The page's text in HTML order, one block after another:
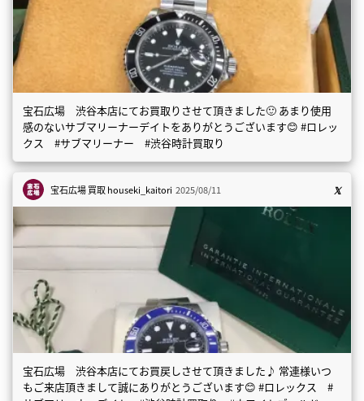
宝石広場 渋谷本店にてお買取りさせて頂きました🙂 あまり使用
感のないサブマリーナーデイトをありがとうございます😊 #ロレッ
クス #サブマリーナー #渋谷時計買取り
宝石広場 買取houseki_kaitori 2025/08/11
宝石広場 渋谷本店にてお買戻しさせて頂きました♪ 常連様いつ
もご来店頂きまして誠にありがとうございます😊 #ロレックス #